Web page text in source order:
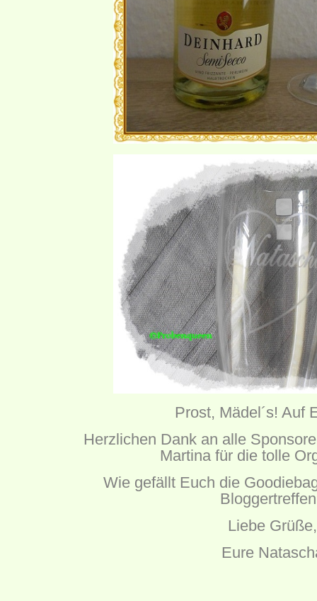
Prost, Mädel´s! Auf
Herzlichen Dank an alle
Martina für die tolle
Wie gefällt Euch die
Liebe Grüße,
Eure